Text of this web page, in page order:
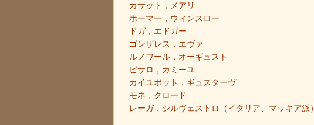
カサット，メアリ
ホーマー，ウィンスロー
ドガ，エドガー
ゴンザレス，エヴァ
ルノワール，オーギュスト
ピサロ，カミーユ
カイユボット，ギュスターヴ
モネ，クロード
レーガ，シルヴェストロ（イタリア、マッキア派）